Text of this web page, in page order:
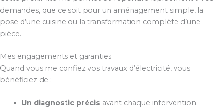
demandes, que ce soit pour un aménagement simple, la
pose d’une cuisine ou la transformation complète d’une
pièce.
Mes engagements et garanties
Quand vous me confiez vos travaux d’électricité, vous
bénéficiez de :
Un diagnostic précis avant chaque intervention.